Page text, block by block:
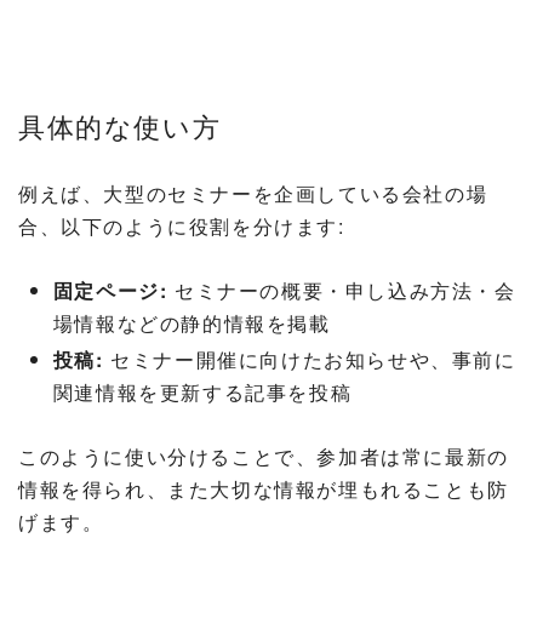
具体的な使い方
例えば、大型のセミナーを企画している会社の場
合、以下のように役割を分けます:
固定ページ: セミナーの概要・申し込み方法・会
場情報などの静的情報を掲載
投稿: セミナー開催に向けたお知らせや、事前に
関連情報を更新する記事を投稿
このように使い分けることで、参加者は常に最新の
情報を得られ、また大切な情報が埋もれることも防
げます。